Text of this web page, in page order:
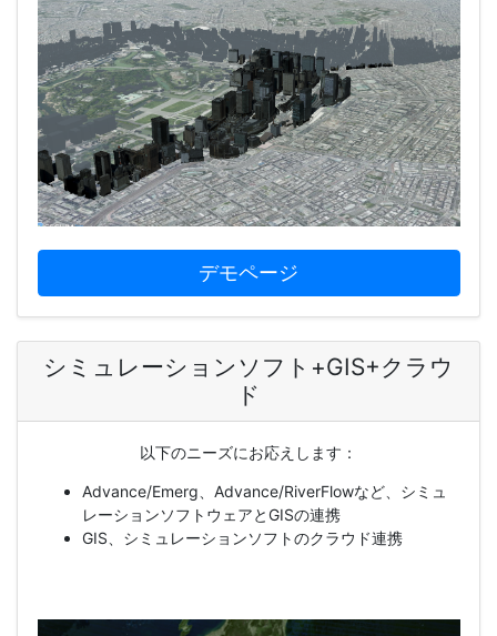
デモページ
シミュレーションソフト+GIS+クラウ
ド
以下のニーズにお応えします：
Advance/Emerg、Advance/RiverFlowなど、シミュ
レーションソフトウェアとGISの連携
GIS、シミュレーションソフトのクラウド連携